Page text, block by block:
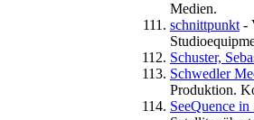
Medien.
schnittpunkt -
Schuster,
Schwedler
Produktion.
SeeQuence